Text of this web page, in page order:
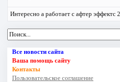
Интересно а работает с афтер эффектс
Все новости сайта
Ваша помощь сайту
Контакты
Пользовательское соглашение